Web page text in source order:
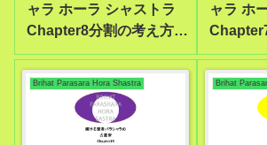
ャラ ホーラ シャストラ
Chapter8分割の考え方
37-38
ャラ ホ
24-26
Brihat Parasara Hora Shastra Brihat